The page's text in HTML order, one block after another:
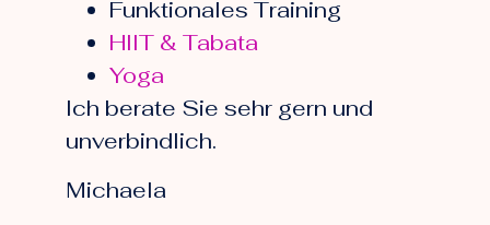
Funktionales Training
HIIT & Tabata
Yoga
Ich berate Sie sehr gern und
unverbindlich.
Michaela